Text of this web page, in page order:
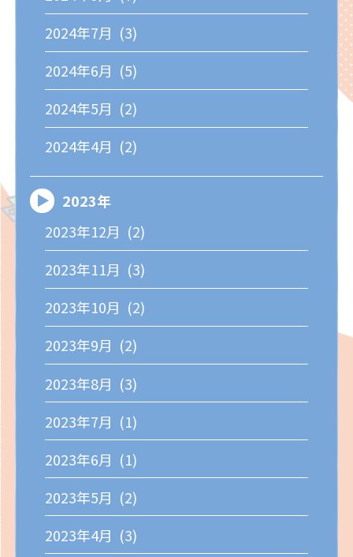
2024年7月 (3)
2024年6月 (5)
2024年5月 (2)
2024年4月 (2)
2023年
2023年12月 (2)
2023年11月 (3)
2023年10月 (2)
2023年9月 (2)
2023年8月 (3)
2023年7月 (1)
2023年6月 (1)
2023年5月 (2)
2023年4月 (3)